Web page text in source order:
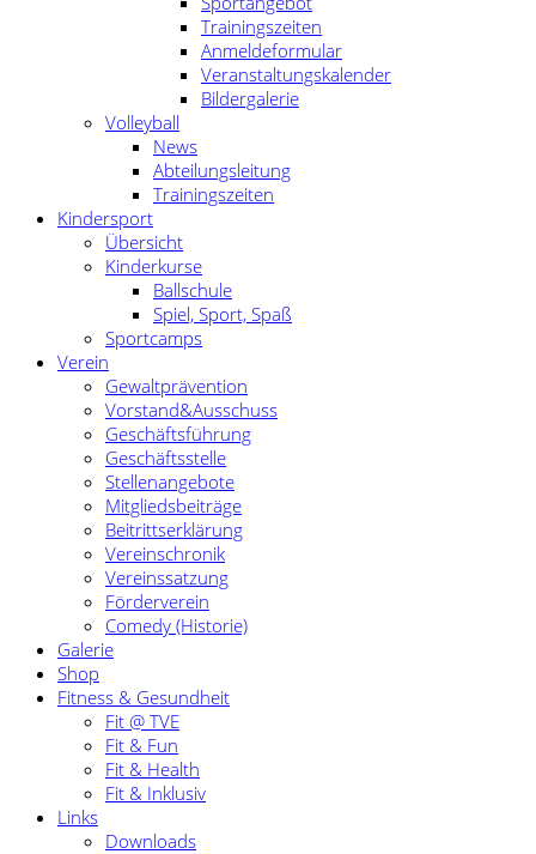
Trainingszeiten
Anmeldeformular
Veranstaltungskalender
Bildergalerie
Volleyball
News
Abteilungsleitung
Trainingszeiten
Kindersport
Übersicht
Kinderkurse
Ballschule
Spiel, Sport, Spaß
Sportcamps
Verein
Gewaltprävention
Vorstand&Ausschuss
Geschäftsführung
Geschäftsstelle
Stellenangebote
Mitgliedsbeiträge
Beitrittserklärung
Vereinschronik
Vereinssatzung
Förderverein
Comedy (Historie)
Galerie
Shop
Fitness & Gesundheit
Fit @ TVE
Fit & Fun
Fit & Health
Fit & Inklusiv
Links
Downloads